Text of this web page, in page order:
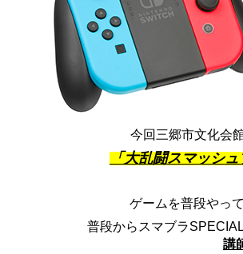
今回三郷市文化会
「大乱闘スマッシ
ゲームを普段やっ
普段からスマブラ
講